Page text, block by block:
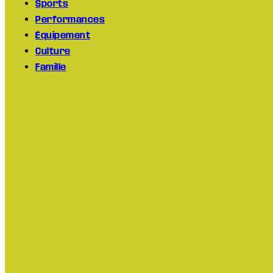
Sports
Performances
Équipement
Culture
Famille